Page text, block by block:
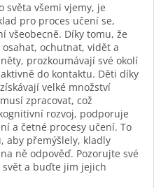
světa všemi vjemy, je
pro proces učení se,
všeobecně. Díky tomu, že
ochutnat, vidět a
prozkoumávají své okolí
do kontaktu. Děti díky
velké množství
zpracovat, což
rozvoj, podporuje
a četné procesy učení. To
aby přemýšlely, kladly
ně odpověď. Pozorujte své
a buďte jim jejich